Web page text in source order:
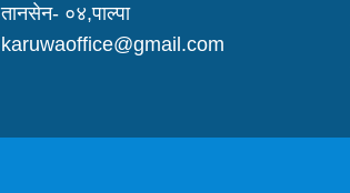
तानसेन- ०४,पाल्पा
karuwaoffice@gmail.com